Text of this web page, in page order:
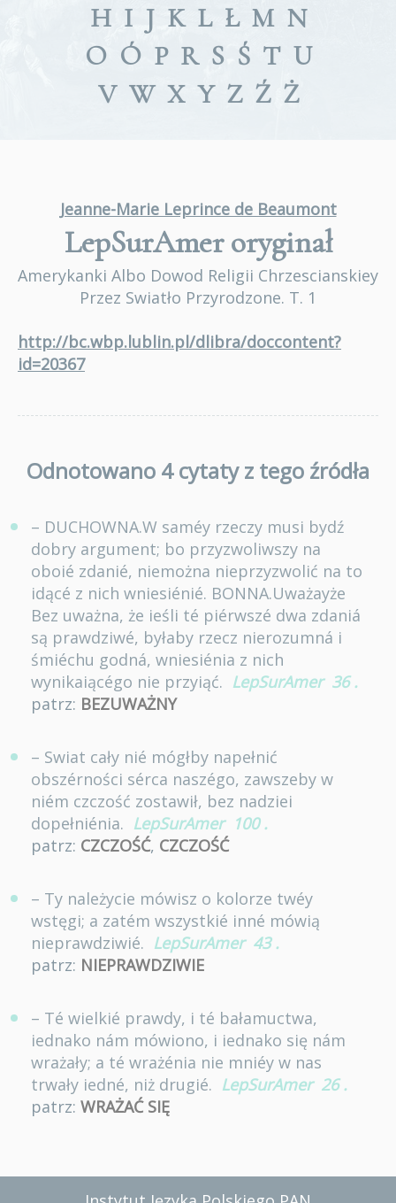
H I J K L Ł M N
O Ó P R S Ś T U
V W X Y Z Ź Ż
Jeanne-Marie Leprince de Beaumont
LepSurAmeroryginał
Amerykanki Albo Dowod Religii Chrzescianskiey
Przez Swiatło Przyrodzone. T. 1
http://bc.wbp.lublin.pl/dlibra/doccontent?
id=20367
Odnotowano 4 cytaty z tego źródła
– DUCHOWNA.W saméy rzeczy musi bydź
dobry argument; bo przyzwoliwszy na
oboié zdanié, niemożna nieprzyzwolić na to
idącé z nich wniesiénié. BONNA.Uważayże
Bez uważna, że ieśli té piérwszé dwa zdaniá
są prawdziwé, byłaby rzecz nierozumná i
śmiéchu godná, wniesiénia z nich
wynikaiącégo nie przyiąć. LepSurAmer 36 .
patrz: BEZUWAŻNY
– Swiat cały nié mógłby napełnić
obszérności sérca naszégo, zawszeby w
niém czczość zostawił, bez nadziei
dopełniénia. LepSurAmer 100 .
patrz: CZCZOŚĆ, CZCZOŚĆ
– Ty należycie mówisz o kolorze twéy
wstęgi; a zatém wszystkié inné mówią
nieprawdziwié. LepSurAmer 43 .
patrz: NIEPRAWDZIWIE
– Té wielkié prawdy, i té bałamuctwa,
iednako nám mówiono, i iednako się nám
wrażały; a té wrażénia nie mniéy w nas
trwały iedné, niż drugié. LepSurAmer 26 .
patrz: WRAŻAĆ SIĘ